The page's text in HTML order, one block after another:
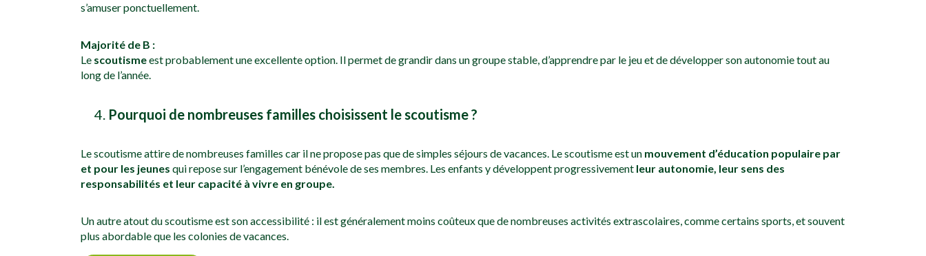
s’amuser ponctuellement.
Majorité de B :
Le scoutismeest probablement une excellente option. Il permet de grandir dans un groupe stable, d’apprendre par le jeu et de développer son autonomie tout au
long de l’année.
Pourquoi de nombreuses familles choisissent le scoutisme ?
Le scoutisme attire de nombreuses familles car il ne propose pas que de simples séjours de vacances. Le scoutisme est un mouvement d’éducation populaire par
et pour les jeunes qui repose sur l’engagement bénévole de ses membres. Les enfants y développent progressivement leur autonomie, leur sens des
responsabilités et leur capacité à vivre en groupe.
Un autre atout du scoutisme est son accessibilité : il est généralement moins coûteux que de nombreuses activités extrascolaires, comme certains sports, et souvent
plus abordable que les colonies de vacances.